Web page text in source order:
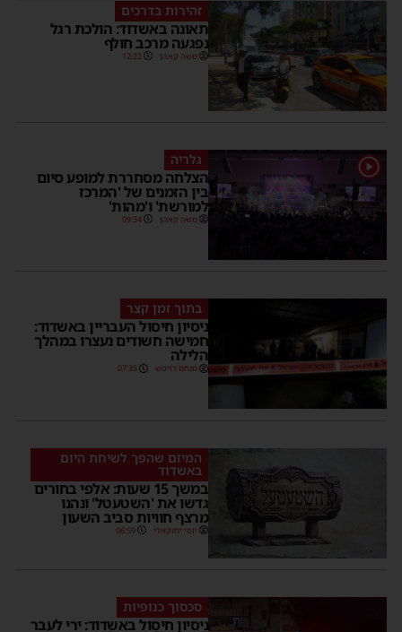
זהירות בדרכים
תאונה באשדוד: הולכת רגל
נפגעה מרכב חולף
משה קאהן 12:22
גלריה
הצלחה מסחררת למופע סיום
בין הזמנים של 'המרכז
למורשת' ו'מהות'
משה קאהן 09:34
בתוך זמן קצר
ניסיון חיסול העבריין באשדוד:
חמישה חשודים נעצרו במהלך
הלילה
מנחם דויטש 07:35
המיזם שהפך לשיחת היום
באשדוד
במשך 15 שעות: אלפי בחורים
גדשו את 'השטעטל' ונהנו
מרצף חוויות סביב השעון
יוסי יחזקאלי 06:59
סכסוך כנופיות
ניסיון חיסול באשדוד: ירי לעבר